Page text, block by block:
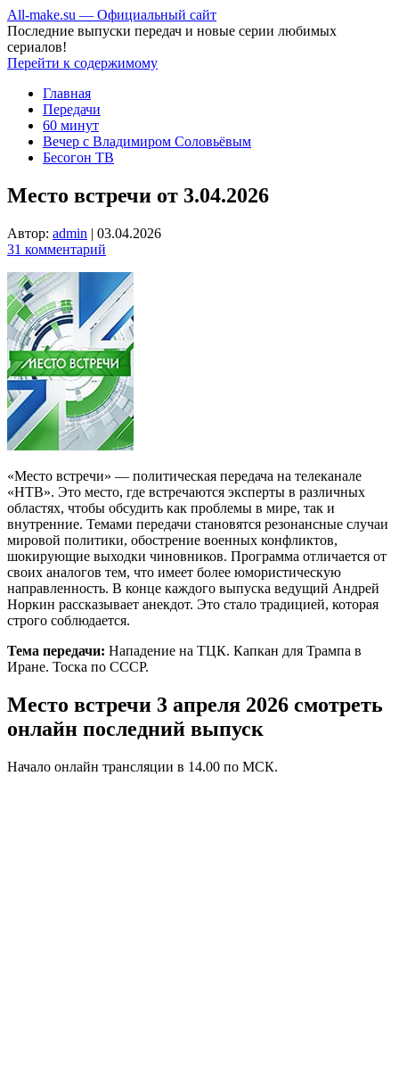
All-make.su — Официальный сайт
Последние выпуски передач и новые серии любимых
сериалов!
Перейти к содержимому
Главная
Передачи
60 минут
Вечер с Владимиром Соловьёвым
Бесогон ТВ
Место встречи от 3.04.2026
Автор: admin | 03.04.2026
31 комментарий
«Место встречи» — политическая передача на телеканале
«НТВ». Это место, где встречаются эксперты в различных
областях, чтобы обсудить как проблемы в мире, так и
внутренние. Темами передачи становятся резонансные случаи
мировой политики, обострение военных конфликтов,
шокирующие выходки чиновников. Программа отличается от
своих аналогов тем, что имеет более юмористическую
направленность. В конце каждого выпуска ведущий Андрей
Норкин рассказывает анекдот. Это стало традицией, которая
строго соблюдается.
Тема передачи: Нападение на ТЦК. Капкан для Трампа в
Иране. Тоска по СССР.
Место встречи 3 апреля 2026 смотреть
онлайн последний выпуск
Начало онлайн трансляции в 14.00 по МСК.